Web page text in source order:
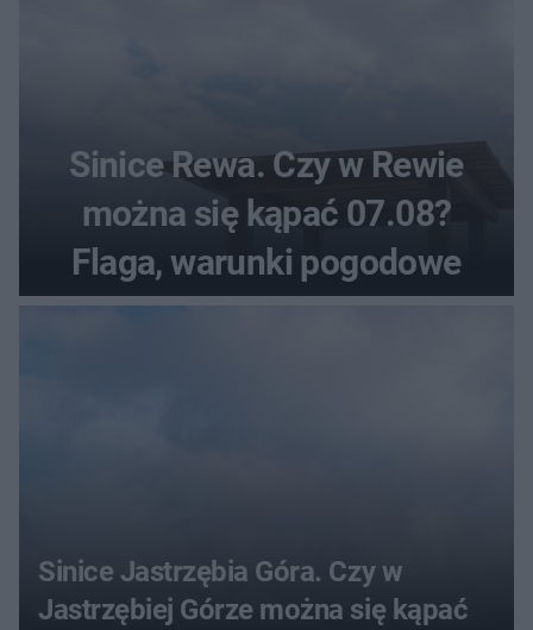
Sinice Rewa. Czy w Rewie
można się kąpać 07.08?
Flaga, warunki pogodowe
Sinice Jastrzębia Góra. Czy w
Jastrzębiej Górze można się kąpać